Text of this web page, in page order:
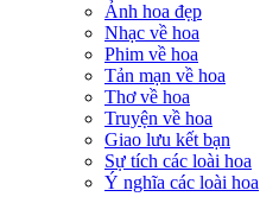
Ảnh hoa đẹp
Nhạc về hoa
Phim về hoa
Tản mạn về hoa
Thơ về hoa
Truyện về hoa
Giao lưu kết bạn
Sự tích các loài hoa
Ý nghĩa các loài hoa